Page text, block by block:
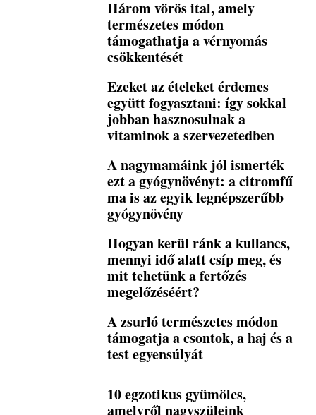
Három vörös ital, amely
természetes módon
támogathatja a vérnyomás
csökkentését
Ezeket az ételeket érdemes
együtt fogyasztani: így sokkal
jobban hasznosulnak a
vitaminok a szervezetedben
A nagymamáink jól ismerték
ezt a gyógynövényt: a citromfű
ma is az egyik legnépszerűbb
gyógynövény
Hogyan kerül ránk a kullancs,
mennyi idő alatt csíp meg, és
mit tehetünk a fertőzés
megelőzéséért?
A zsurló természetes módon
támogatja a csontok, a haj és a
test egyensúlyát
10 egzotikus gyümölcs,
amelyről nagyszüleink